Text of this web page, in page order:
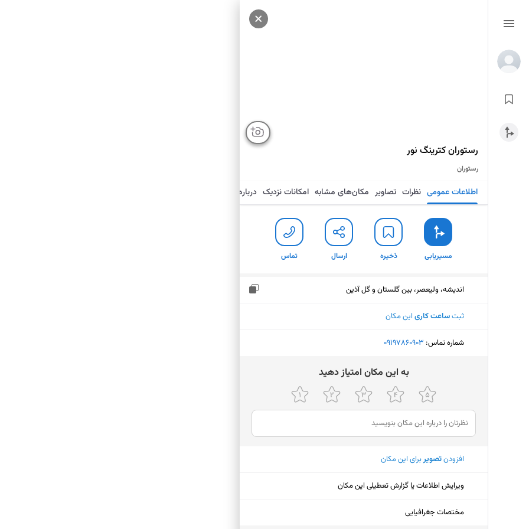
رستوران کترینگ نور
رستوران
اطلاعات عمومی نظرات تصاویر مکان‌های مشابه امکانات نزدیک درباره
مسیریابی ذخیره ارسال تماس
اندیشه، ولیعصر، بین گلستان و گل آذین
ثبتساعت کاری این مکان
شماره تماس: ‎09197860903
ﺑﻪ اﯾﻦ ﻣﮑﺎن اﻣﺘﯿﺎز دﻫﯿﺪ
افزودنتصویربرای این مکان
ویرایش اطلاعات یا گزارش تعطیلی این مکان
مختصات جغرافیایی